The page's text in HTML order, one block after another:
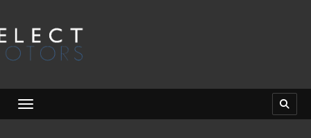
Toggle navigation